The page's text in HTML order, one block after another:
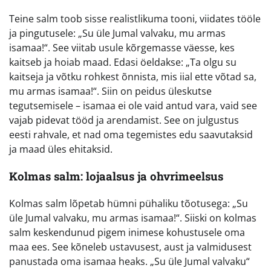
Teine salm toob sisse realistlikuma tooni, viidates tööle
ja pingutusele: „Su üle Jumal valvaku, mu armas
isamaa!“. See viitab usule kõrgemasse väesse, kes
kaitseb ja hoiab maad. Edasi öeldakse: „Ta olgu su
kaitseja ja võtku rohkest õnnista, mis iial ette võtad sa,
mu armas isamaa!“. Siin on peidus üleskutse
tegutsemisele – isamaa ei ole vaid antud vara, vaid see
vajab pidevat tööd ja arendamist. See on julgustus
eesti rahvale, et nad oma tegemistes edu saavutaksid
ja maad üles ehitaksid.
Kolmas salm: lojaalsus ja ohvrimeelsus
Kolmas salm lõpetab hümni pühaliku tõotusega: „Su
üle Jumal valvaku, mu armas isamaa!“. Siiski on kolmas
salm keskendunud pigem inimese kohustusele oma
maa ees. See kõneleb ustavusest, aust ja valmidusest
panustada oma isamaa heaks. „Su üle Jumal valvaku“